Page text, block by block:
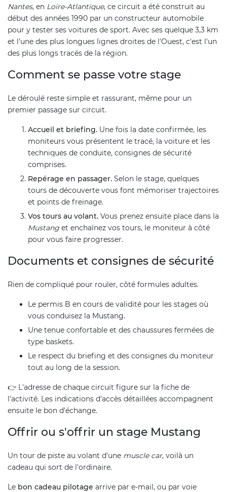
Nantes, en Loire-Atlantique, ce circuit a été construit au
début des années 1990 par un constructeur automobile
pour y tester ses voitures de sport. Avec ses quelque 3,3 km
et l'une des plus longues lignes droites de l'Ouest, c'est l'un
des plus longs tracés de la région.
Comment se passe votre stage
Le déroulé reste simple et rassurant, même pour un
premier passage sur circuit.
Accueil et briefing. Une fois la date confirmée, les
moniteurs vous présentent le tracé, la voiture et les
techniques de conduite, consignes de sécurité
comprises.
Repérage en passager. Selon le stage, quelques
tours de découverte vous font mémoriser trajectoires
et points de freinage.
Vos tours au volant. Vous prenez ensuite place dans la
Mustang et enchaînez vos tours, le moniteur à côté
pour vous faire progresser.
Documents et consignes de sécurité
Rien de compliqué pour rouler, côté formules adultes.
Le permis B en cours de validité pour les stages où
vous conduisez la Mustang.
Une tenue confortable et des chaussures fermées de
type baskets.
Le respect du briefing et des consignes du moniteur
tout au long de la session.
👉 L'adresse de chaque circuit figure sur la fiche de
l'activité. Les indications d'accès détaillées accompagnent
ensuite le bon d'échange.
Offrir ou s'offrir un stage Mustang
Un tour de piste au volant d'une muscle car, voilà un
cadeau qui sort de l'ordinaire.
Le bon cadeau pilotage arrive par e-mail, ou par voie